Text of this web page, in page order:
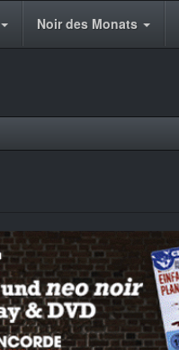
Noir des Monats